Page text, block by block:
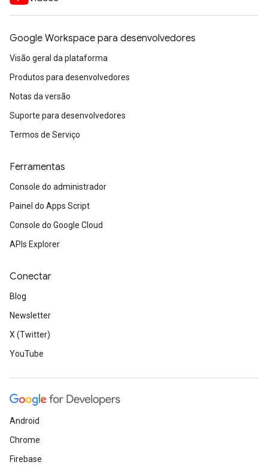
Google Workspace para desenvolvedores
Visão geral da plataforma
Produtos para desenvolvedores
Notas da versão
Suporte para desenvolvedores
Termos de Serviço
Ferramentas
Console do administrador
Painel do Apps Script
Console do Google Cloud
APIs Explorer
Conectar
Blog
Newsletter
X (Twitter)
YouTube
Android
Chrome
Firebase